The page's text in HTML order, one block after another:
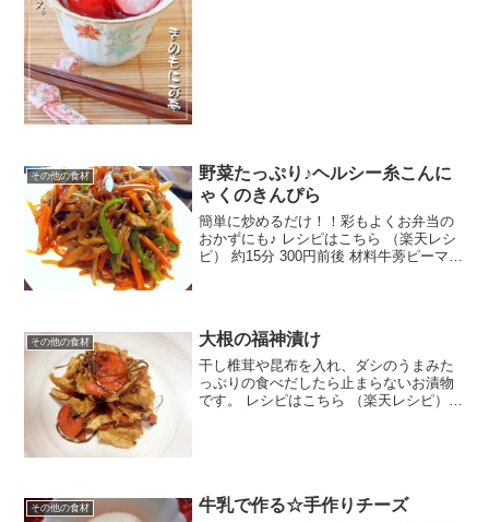
その他の食材
野菜たっぷり♪ヘルシー糸こんに
ゃくのきんぴら
簡単に炒めるだけ！！彩もよくお弁当の
おかずにも♪ レシピはこちら （楽天レシ
ピ） 約15分 300円前後 材料牛蒡ピーマン
その他の食材 大根の福神漬け
干し椎茸や昆布を入れ、ダシのうまみた
っぷりの食べだしたら止まらないお漬物
です。 レシピはこちら （楽天レシピ） 1
その他の食材 牛乳で作る☆手作りチーズ